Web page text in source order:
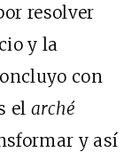
resolver
y la
con
el arché
y así